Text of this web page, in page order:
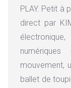
PLAY. Petit à
direct par
mouvement,
ballet de